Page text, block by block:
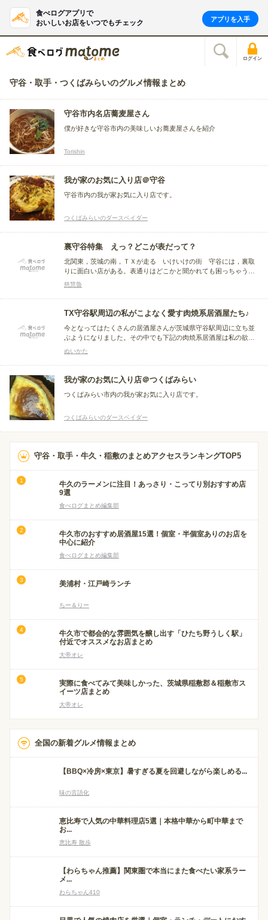
食べログアプリで
おいしいお店をいつでもチェック
アプリを入手
ログイン
守谷・取手・つくばみらいのグルメ情報まとめ
守谷市内名店蕎麦屋さん
僕が好きな守谷市内の美味しいお蕎麦屋さんを紹介
Torishin
我が家のお気に入り店＠守谷
守谷市内の我が家お気に入り店です。
つくばみらいのダースベイダー
裏守谷特集 えっ？どこが表だって？
北関東，茨城の南，ＴＸが走る いけいけの街 守谷には，裏取
りに面白い店がある。表通りはどこかと聞かれても困っちゃう
が，昔の昔は本通りだった所が，開発開発で裏の裏になったりし
てんで，結構面白い店がひょういとあらわれたりする。 まぁ そ
んな守谷に是非，足を運んでみては い・か・が
慈慧魯
TX守谷駅周辺の私がこよなく愛す肉焼系居酒屋たち♪
今となってはたくさんの居酒屋さんが茨城県守谷駅周辺に立ち並
ぶようになりました。その中でも下記の肉焼系居酒屋は私の欲求
す。
ぬいかた
我が家のお気に入り店＠つくばみらい
つくばみらい市内の我が家お気に入り店です。
つくばみらいのダースベイダー
守谷・取手・牛久・稲敷のまとめアクセスランキングTOP5
牛久のラーメンに注目！あっさり・こってり別おすすめ店
9選
食べログまとめ編集部
牛久市のおすすめ居酒屋15選！個室・半個室ありのお店を
中心に紹介
食べログまとめ編集部
美浦村・江戸崎ランチ
ちー＆りー
牛久市で都会的な雰囲気を醸し出す「ひたち野うしく駅」
付近でオススメなお店まとめ
大帝オレ
実際に食べてみて美味しかった、茨城県稲敷郡＆稲敷市ス
イーツ店まとめ
大帝オレ
全国の新着グルメ情報まとめ
【BBQ×冷房×東京】暑すぎる夏を回避しながら楽しめる...
味の言語化
恵比寿で人気の中華料理店5選｜本格中華から町中華まで
お...
恵比寿 散歩
【わらちゃん推薦】関東圏で本当にまた食べたい家系ラー
メ...
わらちゃん410